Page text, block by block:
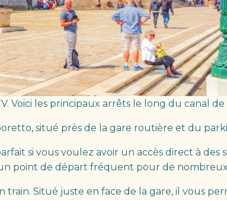
Voici les principaux arrêts le long du canal de
situé près de la gare routière et du
si vous voulez avoir un accès direct à
un point de départ fréquent pour de
train. Situé juste en face de la gare, il vous